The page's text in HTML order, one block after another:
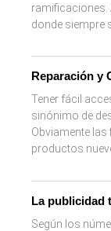
ramificaciones.
donde siempre
Reparación y
Tener fácil
sinónimo de
Obviamente
productos
La publicidad
Según los